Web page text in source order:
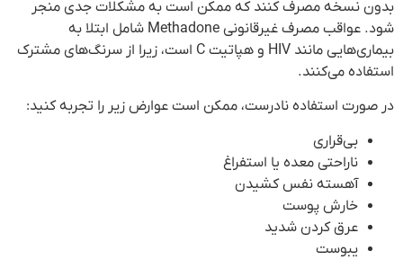
بدون نسخه مصرف کنند که ممکن است به مشکلات جدی منجر
شود. عواقب مصرف غیرقانونی Methadone شامل ابتلا به
بیماری‌هایی مانند HIV و هپاتیت C است، زیرا از سرنگ‌های مشترک
استفاده می‌کنند.
در صورت استفاده نادرست، ممکن است عوارض زیر را تجربه کنید:
بی‌قراری
ناراحتی معده یا استفراغ
آهسته نفس کشیدن
خارش پوست
عرق کردن شدید
یبوست